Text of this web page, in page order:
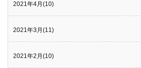
2021年4月(10)
2021年3月(11)
2021年2月(10)